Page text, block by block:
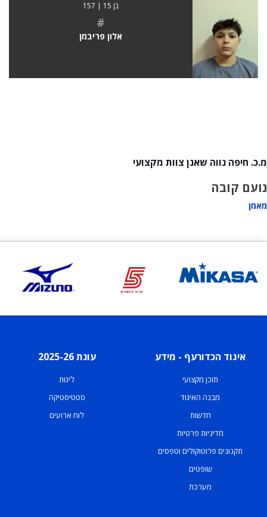
בן 15 | 157
#
אלון פריבמן
מ.כ. חיפה נווה שאנן צוות מקצועי
נועם קובה
מאמן
איגוד הכדורעף - מידע
תוכן מקצועי
מבנה האיגוד
חדשות
מדיניות פרטיות
תקנונים פרוטוקולים וטפסים
שופטים
מערכת
עונת 2025-26
ליגות
סטטיסטיקה
לוח ארועים